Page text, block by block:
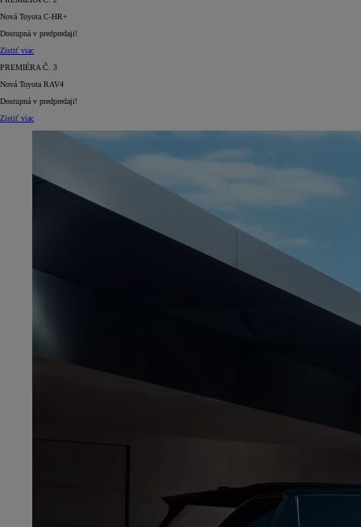
Nová Toyota C-HR+
Dostupná v predpredaji!
Zistiť viac
PREMIÉRA Č. 3
Nová Toyota RAV4
Dostupná v predpredaji!
Zistiť viac